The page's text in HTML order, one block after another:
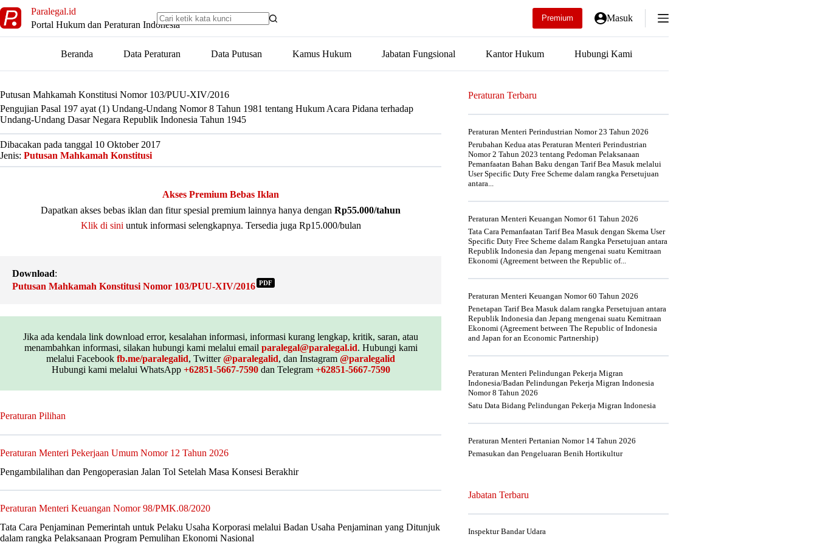
to
content
Paralegal.id
Portal Hukum dan Peraturan Indonesia
Premium Masuk
Beranda Data Peraturan Data Putusan Kamus Hukum Jabatan Fungsional Kantor Hukum Hubungi Kami
Putusan Mahkamah Konstitusi Nomor 103/PUU-XIV/2016
Pengujian Pasal 197 ayat (1) Undang-Undang Nomor 8 Tahun 1981 tentang Hukum Acara Pidana terhadap
Undang-Undang Dasar Negara Republik Indonesia Tahun 1945
Dibacakan pada tanggal 10 Oktober 2017
Jenis: Putusan Mahkamah Konstitusi
Akses Premium Bebas Iklan
Dapatkan akses bebas iklan dan fitur spesial premium lainnya hanya dengan Rp55.000/tahun
Klik di sini untuk informasi selengkapnya. Tersedia juga Rp15.000/bulan
Download:
Putusan Mahkamah Konstitusi Nomor 103/PUU-XIV/2016 PDF
Jika ada kendala link download error, kesalahan informasi, informasi kurang lengkap, kritik, saran, atau
menambahkan informasi, silakan hubungi kami melalui email paralegal@paralegal.id. Hubungi kami
melalui Facebook fb.me/paralegalid, Twitter@paralegalid, dan Instagram @paralegalid
Hubungi kami melalui WhatsApp +62851-5667-7590dan Telegram +62851-5667-7590
Peraturan Pilihan
Peraturan Menteri Pekerjaan Umum Nomor 12 Tahun 2026
Pengambilalihan dan Pengoperasian Jalan Tol Setelah Masa Konsesi Berakhir
Peraturan Menteri Keuangan Nomor 98/PMK.08/2020
Tata Cara Penjaminan Pemerintah untuk Pelaku Usaha Korporasi melalui Badan Usaha Penjaminan yang Ditunjuk
dalam rangka Pelaksanaan Program Pemulihan Ekonomi Nasional
Peraturan Terbaru
Peraturan Menteri Perindustrian Nomor 23 Tahun 2026
Perubahan Kedua atas Peraturan Menteri Perindustrian
Nomor 2 Tahun 2023 tentang Pedoman Pelaksanaan
Pemanfaatan Bahan Baku dengan Tarif Bea Masuk melalui
User Specific Duty Free Scheme dalam rangka Persetujuan
antara...
Peraturan Menteri Keuangan Nomor 61 Tahun 2026
Tata Cara Pemanfaatan Tarif Bea Masuk dengan Skema User
Specific Duty Free Scheme dalam Rangka Persetujuan antara
Republik Indonesia dan Jepang mengenai suatu Kemitraan
Ekonomi (Agreement between the Republic of...
Peraturan Menteri Keuangan Nomor 60 Tahun 2026
Penetapan Tarif Bea Masuk dalam rangka Persetujuan antara
Republik Indonesia dan Jepang mengenai suatu Kemitraan
Ekonomi (Agreement between The Republic of Indonesia
and Japan for an Economic Partnership)
Peraturan Menteri Pelindungan Pekerja Migran
Indonesia/Badan Pelindungan Pekerja Migran Indonesia
Nomor 8 Tahun 2026
Satu Data Bidang Pelindungan Pekerja Migran Indonesia
Peraturan Menteri Pertanian Nomor 14 Tahun 2026
Pemasukan dan Pengeluaran Benih Hortikultur
Jabatan Terbaru
Inspektur Bandar Udara